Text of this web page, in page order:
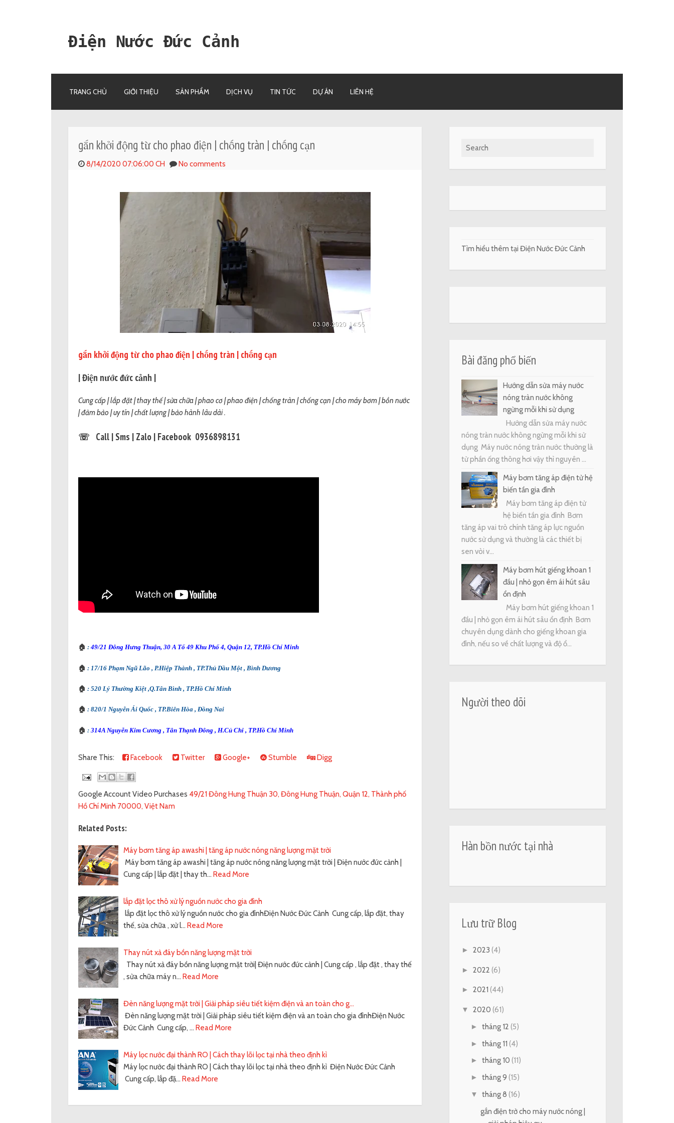
Điện Nước Đức Cảnh
SKIP TO CONTENT
TRANG CHỦ GIỚI THIỆU SẢN PHẨM DỊCH VỤ TIN TỨC DỰ ÁN LIÊN HỆ
gắn khởi động từ cho phao điện | chống tràn | chống cạn
8/14/2020 07:06:00 CH No comments
gắn khởi động từ cho phao điện | chống tràn | chống cạn
| Điện nước đức cảnh |
Cung cấp | lắp đặt | thay thế | sửa chữa | phao cơ | phao điện | chống tràn | chống cạn | cho máy bơm | bồn nước
| đảm bảo | uy tín | chất lượng | bảo hành lâu dài .
☏ Call | Sms | Zalo | Facebook 0936898131
🏠 : 49/21 Đông Hưng Thuận, 30 A Tổ 49 Khu Phố 4, Quận 12, TP.Hồ Chí Minh
🏠 : 17/16 Phạm Ngũ Lão , P.Hiệp Thành , TP.Thủ Dầu Một , Bình Dương
🏠 : 520 Lý Thường Kiệt ,Q.Tân Bình , TP.Hồ Chí Minh
🏠 : 820/1 Nguyễn Ái Quốc , TP.Biên Hòa , Đồng Nai
🏠 : 314A Nguyễn Kim Cương , Tân Thạnh Đông , H.Củ Chi , TP.Hồ Chí Minh
Share This: Facebook Twitter Google+ Stumble Digg
Google Account Video Purchases 49/21 Đông Hưng Thuận 30, Đông Hưng Thuận, Quận 12, Thành phố
Hồ Chí Minh 70000, Việt Nam
Related Posts:
Máy bơm tăng áp awashi | tăng áp nước nóng năng lượng mặt trời
Máy bơm tăng áp awashi | tăng áp nước nóng năng lượng mặt trời | Điện nước đức cảnh |
Cung cấp | lắp đặt | thay th… Read More
lắp đặt lọc thô xử lý nguồn nước cho gia đình
lắp đặt lọc thô xử lý nguồn nước cho gia đìnhĐiện Nước Đức Cảnh Cung cấp, lắp đặt, thay
thế, sửa chữa , xử l… Read More
Thay nút xả đáy bồn năng lượng mặt trời
Thay nút xả đáy bồn năng lượng mặt trời| Điện nước đức cảnh | Cung cấp , lắp đặt , thay thế
, sửa chữa máy n… Read More
Đèn năng lượng mặt trời | Giải pháp siêu tiết kiệm điện và an toàn cho g...
Đèn năng lượng mặt trời | Giải pháp siêu tiết kiệm điện và an toàn cho gia đìnhĐiện Nước
Đức Cảnh Cung cấp, … Read More
Máy lọc nước đại thành RO | Cách thay lõi lọc tại nhà theo định kì
Máy lọc nước đại thành RO | Cách thay lõi lọc tại nhà theo định kì Điện Nước Đức Cảnh
Cung cấp, lắp đặ… Read More
Search for:
Tìm hiểu thêm tại Điện Nước Đức Cảnh
Bài đăng phổ biến
Hướng dẫn sửa máy nước
nóng tràn nước không
ngừng mỗi khi sử dụng
Hướng dẫn sửa máy nước
nóng tràn nước không ngừng mỗi khi sử
dụng Máy nước nóng tràn nước thường là
từ phần ống thông hơi vậy thì nguyên ...
Máy bơm tăng áp điện tử hệ
biến tần gia đình
Máy bơm tăng áp điện tử
hệ biến tần gia đình Bơm
tăng áp vai trò chính tăng áp lực nguồn
nước sử dụng và thường là các thiết bị
sen vòi v...
Máy bơm hút giếng khoan 1
đầu | nhỏ gọn êm ái hút sâu
ổn định
Máy bơm hút giếng khoan 1
đầu | nhỏ gọn êm ái hút sâu ổn định Bơm
chuyên dụng dành cho giếng khoan gia
đình, nếu so về chất lượng và độ ổ...
Người theo dõi
Hàn bồn nước tại nhà
Lưu trữ Blog
► 2023 (4)
► 2022 (6)
► 2021 (44)
▼ 2020 (61)
► tháng 12 (5)
► tháng 11 (4)
► tháng 10 (11)
► tháng 9 (15)
▼ tháng 8 (16)
gắn điện trở cho máy nước nóng |